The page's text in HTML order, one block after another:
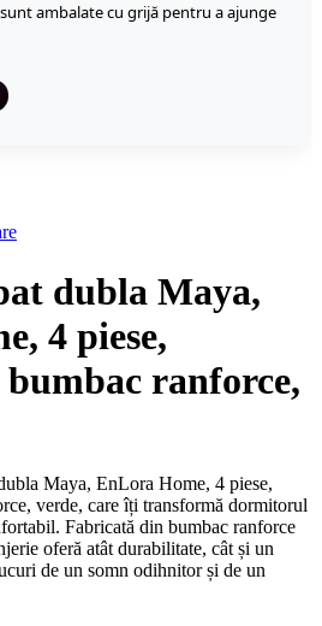
ambalate cu grijă pentru a ajunge
dubla Maya,
4 piese,
bumbac ranforce,
Maya, EnLora Home, 4 piese,
verde, care îți transformă dormitorul
Fabricată din bumbac ranforce
oferă atât durabilitate, cât și un
de un somn odihnitor și de un